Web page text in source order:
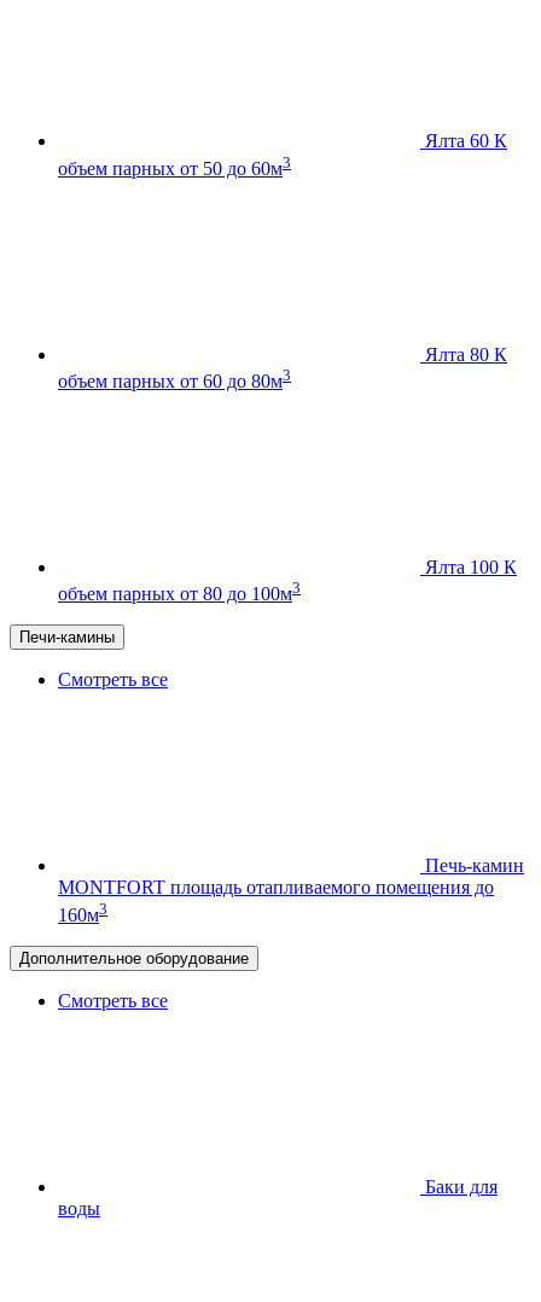
Ялта 60 К
объем парных от 50 до 60м3
Ялта 80 К
объем парных от 60 до 80м3
Ялта 100 К
объем парных от 80 до 100м3
Печи-камины
Смотреть все
Печь-камин
MONTFORT площадь отапливаемого помещения до
160м3
Дополнительное оборудование
Смотреть все
Баки для
воды